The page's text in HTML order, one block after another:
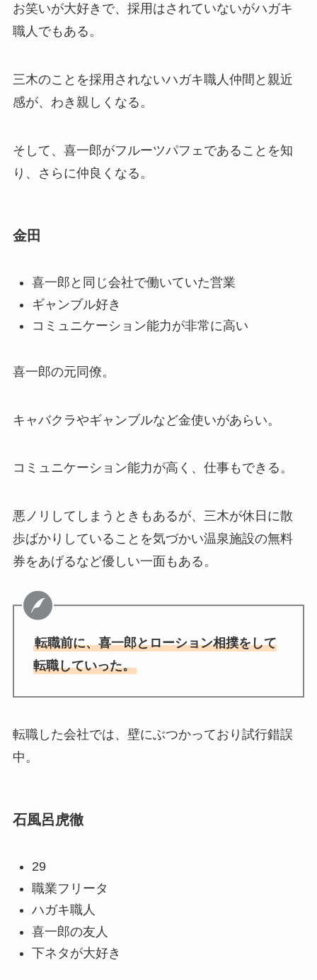
お笑いが大好きで、採用はされていないがハガキ
職人でもある。
三木のことを採用されないハガキ職人仲間と親近
感が、わき親しくなる。
そして、喜一郎がフルーツパフェであることを知
り、さらに仲良くなる。
金田
喜一郎と同じ会社で働いていた営業
ギャンブル好き
コミュニケーション能力が非常に高い
喜一郎の元同僚。
キャバクラやギャンブルなど金使いがあらい。
コミュニケーション能力が高く、仕事もできる。
悪ノリしてしまうときもあるが、三木が休日に散
歩ばかりしていることを気づかい温泉施設の無料
券をあげるなど優しい一面もある。
転職前に、喜一郎とローション相撲をして
転職していった。
転職した会社では、壁にぶつかっており試行錯誤
中。
石風呂虎徹
29
職業フリータ
ハガキ職人
喜一郎の友人
下ネタが大好き